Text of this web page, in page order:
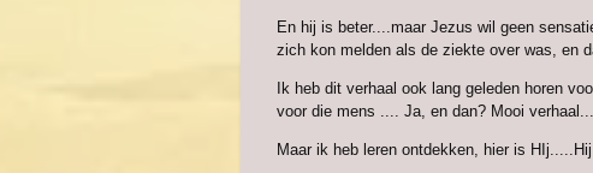
En hij is beter....maar Jezus wil geen
zich kon melden als de ziekte over was, en
Ik heb dit verhaal ook lang geleden horen
voor die mens .... Ja, en dan? Mooi
Maar ik heb leren ontdekken, hier is